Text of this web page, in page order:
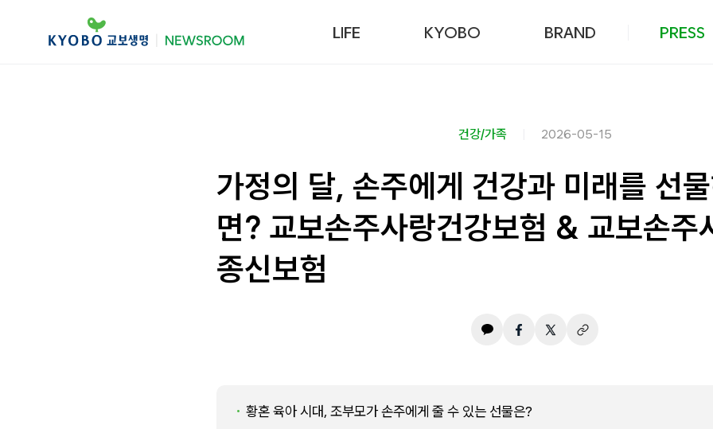
LIFE KYOBO BRAND PRESS
건강/가족 2026-05-15
가정의 달, 손주에게 건강과 미래를 선
면? 교보손주사랑건강보험 & 교보손주
종신보험
황혼 육아 시대, 조부모가 손주에게 줄 수 있는 선물은?